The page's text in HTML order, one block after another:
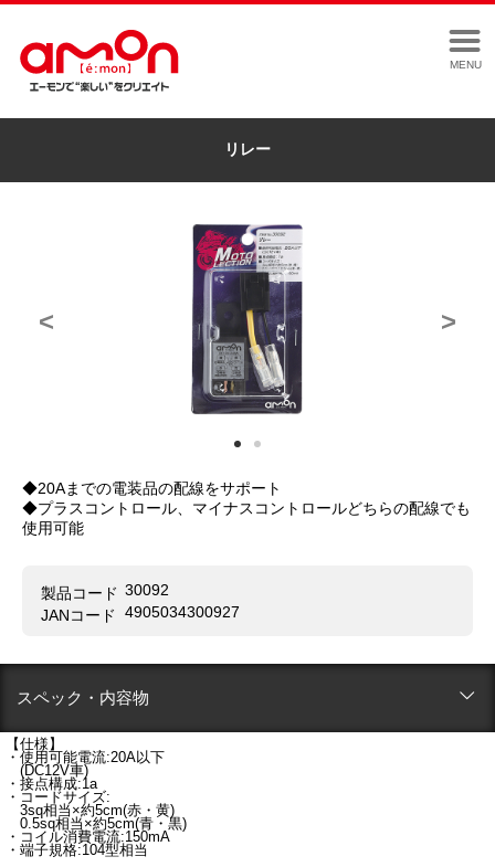
MENU
リレー
< >
◆20Aまでの電装品の配線をサポート
◆プラスコントロール、マイナスコントロールどちらの配線でも
使用可能
製品コード 30092
JANコード
4905034300927
スペック・内容物
【仕様】
・使用可能電流:20A以下
(DC12V車)
・接点構成:1a
・コードサイズ:
3sq相当×約5cm(赤・黄)
0.5sq相当×約5cm(青・黒)
・コイル消費電流:150mA
・端子規格:104型相当